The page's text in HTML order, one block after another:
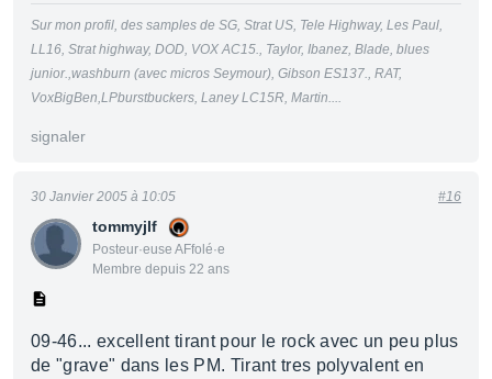
Sur mon profil, des samples de SG, Strat US, Tele Highway, Les Paul,
LL16, Strat highway, DOD, VOX AC15., Taylor, Ibanez, Blade, blues
junior.,washburn (avec micros Seymour), Gibson ES137., RAT,
VoxBigBen,LPburstbuckers, Laney LC15R, Martin....
signaler
tommyjlf
Posteur·euse AFfolé·e
Membre depuis 22 ans
30 Janvier 2005 à 10:05 #16
09-46... excellent tirant pour le rock avec un peu plus
de "grave" dans les PM. Tirant tres polyvalent en